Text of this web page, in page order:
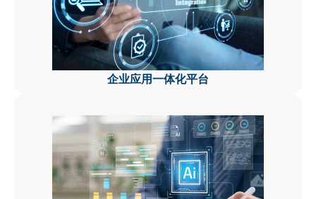
企业应用一体化平台